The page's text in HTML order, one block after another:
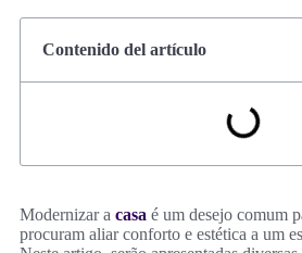
Contenido del artículo
Modernizar a casa é um desejo comum
procuram aliar conforto e estética a um